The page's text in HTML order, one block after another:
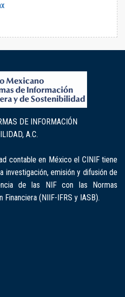
DE INFORMACIÓN
A.C.
contable en México el CINIF tiene
investigación, emisión y difusión de
de las NIF con las Normas
(NIIF-IFRS y IASB).